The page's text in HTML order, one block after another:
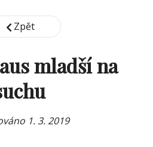
Zpět
mladší na
1. 3. 2019